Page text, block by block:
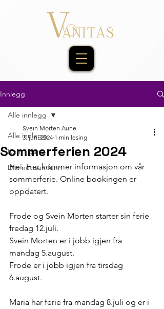
Innlegg
Alle innlegg
Kom i gang
Ditt nettsamfunn
Alle innlegg
Sommerferien 2024
Svein Morten Aune
3. juni 2024 1 min lesing
Hei. Her kommer informasjon om vår
sommerferie. Online bookingen er
oppdatert.
Frode og Svein Morten starter sin ferie
fredag 12.juli.
Svein Morten er i jobb igjen fra
mandag 5.august.
Frode er i jobb igjen fra tirsdag
6.august.
Maria har ferie fra mandag 8.juli og er i